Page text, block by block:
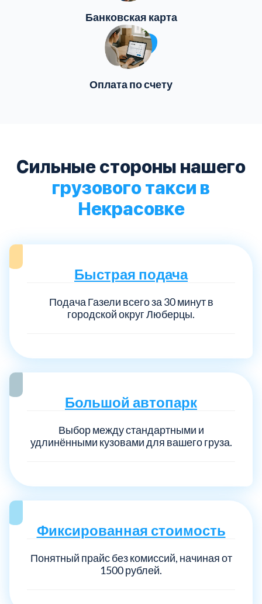
Банковская карта
Оплата по счету
Сильные стороны нашего
грузового такси в
Некрасовке
Быстрая подача
Подача Газели всего за 30 минут в
городской округ Люберцы.
Большой автопарк
Выбор между стандартными и
удлинёнными кузовами для вашего груза.
Фиксированная стоимость
Понятный прайс без комиссий, начиная от
1500 рублей.